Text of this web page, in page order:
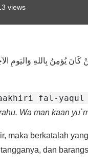
views
يُؤمِنُ بِاللهِ وَاليَومِ
fal-yaqul
Wa man kaan
maka berkatalah
dan